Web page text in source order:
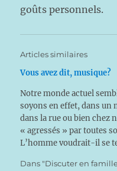
goûts personnels.
Articles similaires
Vous avez dit, musique?
Notre monde actuel
soyons en effet, dans un
dans la rue ou bien chez
« agressés » par toutes
L’homme voudrait-il se
Dans "Discuter en